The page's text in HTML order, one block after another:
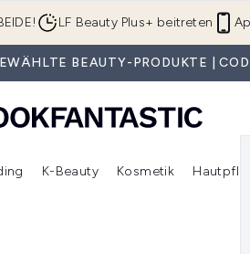
Zum Hauptinhalt springen
LF Beauty Plus+ beitreten
BEAUTY-PRODUKTE |
(Marken) Untermenü Anmelden (Beauty Box) Untermenü Anmelden (Neu &
K-Beauty Kosmetik